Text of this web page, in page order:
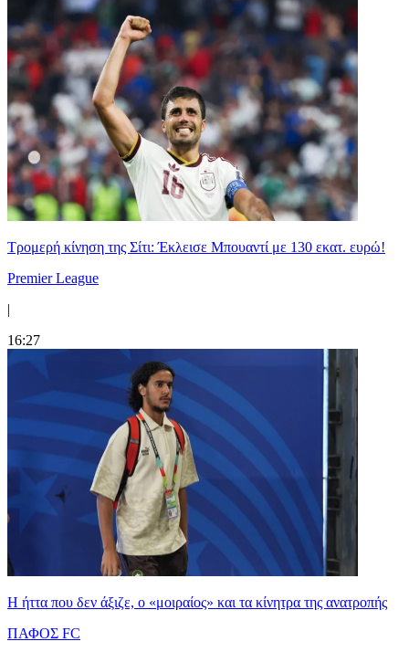
Τρομερή κίνηση της Σίτι: Έκλεισε Μπουαντί με 130 εκατ. ευρώ!
Premier League
|
16:27
Η ήττα που δεν άξιζε, ο «μοιραίος» και τα κίνητρα της ανατροπής
ΠΑΦΟΣ FC